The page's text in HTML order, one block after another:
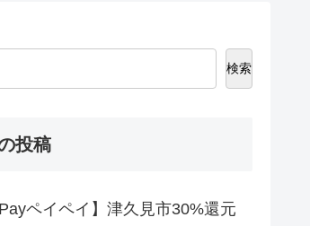
検索
投稿
ペイペイ】津久見市30%還元